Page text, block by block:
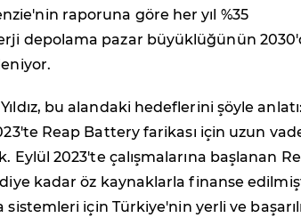
raporuna göre her yıl %35
depolama pazar büyüklüğünün
bu alandaki hedeflerini şöyle anlatı:
Reap Battery farikası için uzun
Eylül 2023'te çalışmalarına başlanan
kadar öz kaynaklarla finanse
için Türkiye'nin yerli ve başarılı